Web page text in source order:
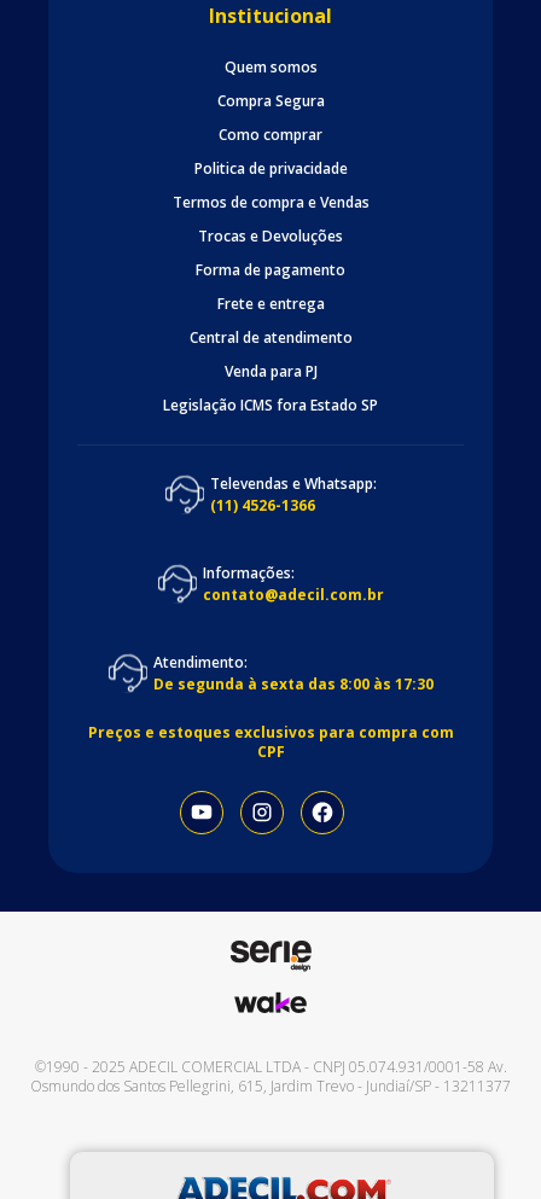
Institucional
Quem somos
Compra Segura
Como comprar
Politica de privacidade
Termos de compra e Vendas
Trocas e Devoluções
Forma de pagamento
Frete e entrega
Central de atendimento
Venda para PJ
Legislação ICMS fora Estado SP
Televendas e Whatsapp:
(11) 4526-1366
Informações:
contato@adecil.com.br
Atendimento:
De segunda à sexta das 8:00 às 17:30
Preços e estoques exclusivos para compra com
CPF
©1990 - 2025 ADECIL COMERCIAL LTDA- CNPJ 05.074.931/0001-58 Av.
Osmundo dos Santos Pellegrini, 615, Jardim Trevo- Jundiaí/SP- 13211377